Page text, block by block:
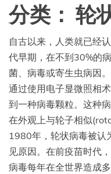
分类： 轮
自古以来，人类就已经
代早期，在不到30%的
菌、病毒或寄生虫病因
通过使用电子显微照相
到一种病毒颗粒。这种
在外观上与轮子相似
1980年，轮状病毒被认
见原因。在前疫苗时代
病毒每年在全世界造成